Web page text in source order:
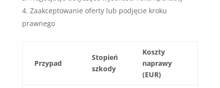
Zaakceptowanie oferty lub podjęcie kroku
prawnego
Przypad
Stopień
szkody
Koszty
naprawy
(EUR)